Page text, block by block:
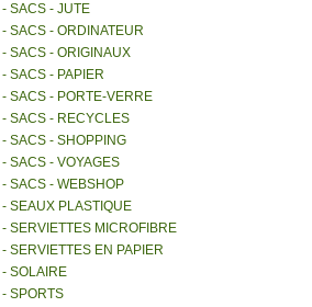
- SACS - JUTE
- SACS - ORDINATEUR
- SACS - ORIGINAUX
- SACS - PAPIER
- SACS - PORTE-VERRE
- SACS - RECYCLES
- SACS - SHOPPING
- SACS - VOYAGES
- SACS - WEBSHOP
- SEAUX PLASTIQUE
- SERVIETTES MICROFIBRE
- SERVIETTES EN PAPIER
- SOLAIRE
- SPORTS